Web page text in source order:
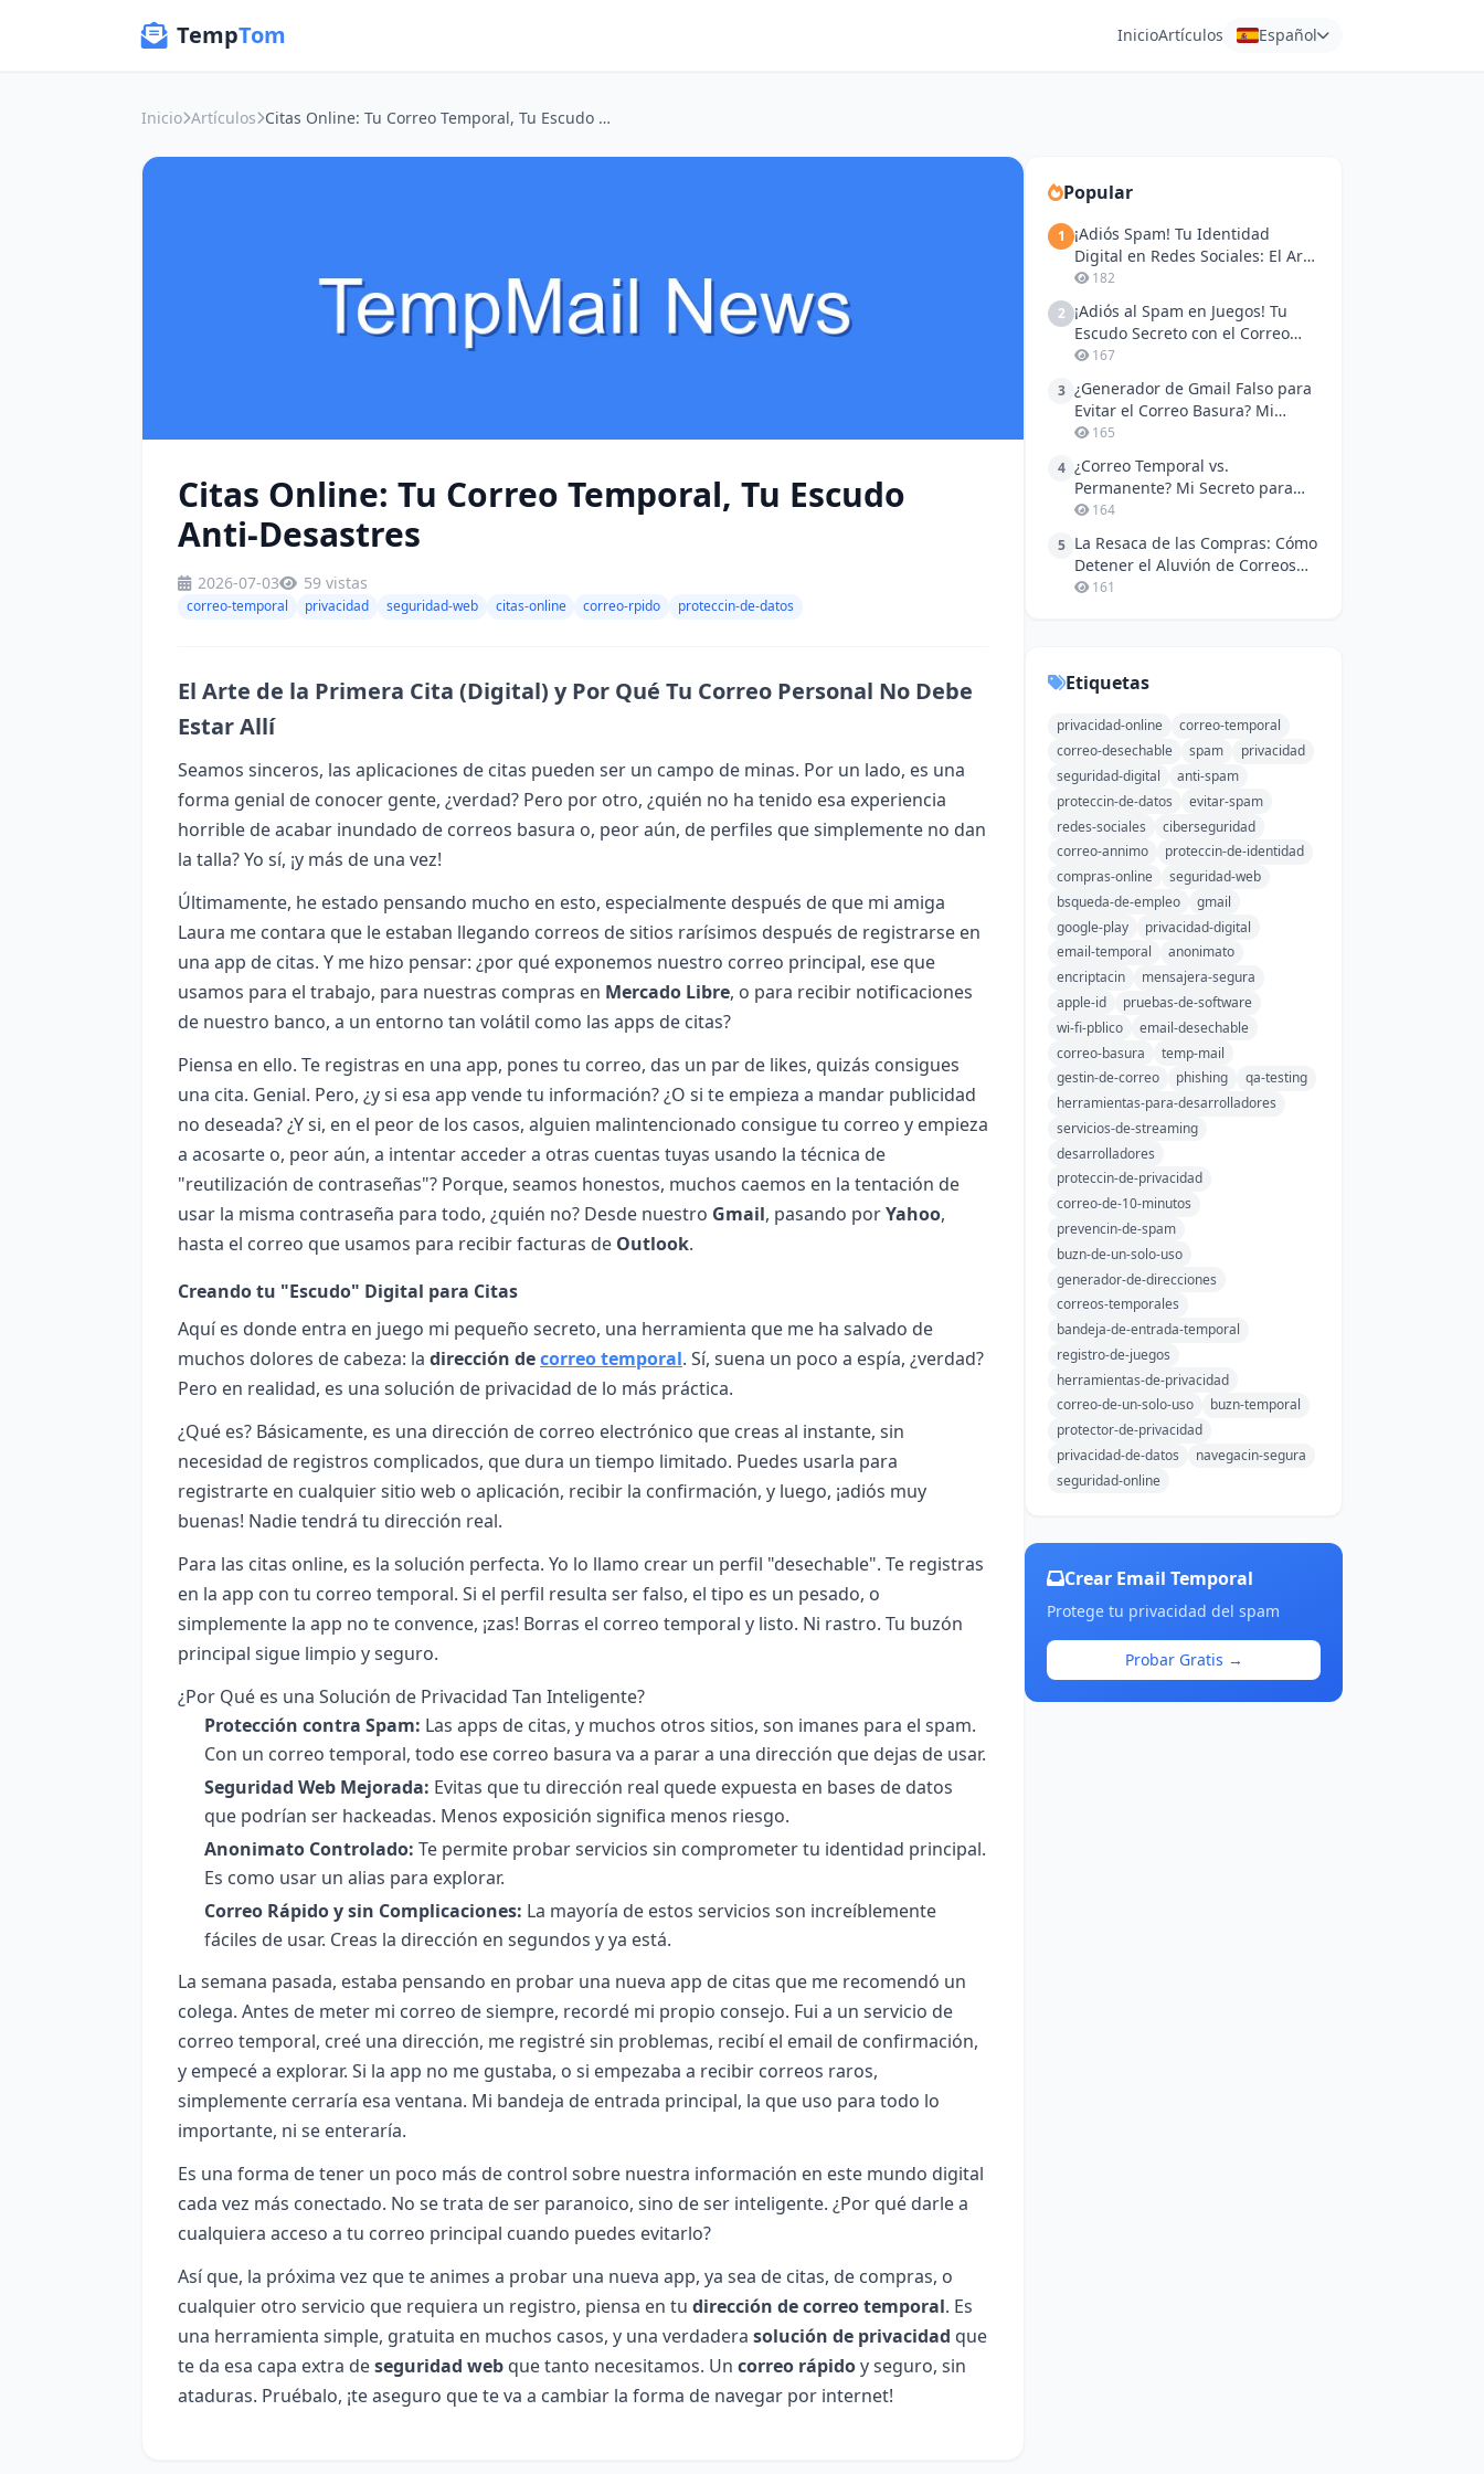
TempTom InicioArtículos Español
Inicio Artículos Citas Online: Tu Correo Temporal, Tu Escudo Anti-Desastres
Citas Online: Tu Correo Temporal, Tu Escudo
Anti-Desastres
2026-07-03 59 vistas
correo-temporal privacidad seguridad-web citas-online correo-rpido proteccin-de-datos
El Arte de la Primera Cita (Digital) y Por Qué Tu Correo Personal No Debe
Estar Allí
Seamos sinceros, las aplicaciones de citas pueden ser un campo de minas. Por un lado, es una
forma genial de conocer gente, ¿verdad? Pero por otro, ¿quién no ha tenido esa experiencia
horrible de acabar inundado de correos basura o, peor aún, de perfiles que simplemente no dan
la talla? Yo sí, ¡y más de una vez!
Últimamente, he estado pensando mucho en esto, especialmente después de que mi amiga
Laura me contara que le estaban llegando correos de sitios rarísimos después de registrarse en
una app de citas. Y me hizo pensar: ¿por qué exponemos nuestro correo principal, ese que
usamos para el trabajo, para nuestras compras en Mercado Libre, o para recibir notificaciones
de nuestro banco, a un entorno tan volátil como las apps de citas?
Piensa en ello. Te registras en una app, pones tu correo, das un par de likes, quizás consigues
una cita. Genial. Pero, ¿y si esa app vende tu información? ¿O si te empieza a mandar publicidad
no deseada? ¿Y si, en el peor de los casos, alguien malintencionado consigue tu correo y empieza
a acosarte o, peor aún, a intentar acceder a otras cuentas tuyas usando la técnica de
"reutilización de contraseñas"? Porque, seamos honestos, muchos caemos en la tentación de
usar la misma contraseña para todo, ¿quién no? Desde nuestro Gmail, pasando porYahoo,
hasta el correo que usamos para recibir facturas de Outlook.
Creando tu "Escudo" Digital para Citas
Aquí es donde entra en juego mi pequeño secreto, una herramienta que me ha salvado de
muchos dolores de cabeza: la dirección decorreo temporal. Sí, suena un poco a espía, ¿verdad?
Pero en realidad, es una solución de privacidad de lo más práctica.
¿Qué es? Básicamente, es una dirección de correo electrónico que creas al instante, sin
necesidad de registros complicados, que dura un tiempo limitado. Puedes usarla para
registrarte en cualquier sitio web o aplicación, recibir la confirmación, y luego, ¡adiós muy
buenas! Nadie tendrá tu dirección real.
Para las citas online, es la solución perfecta. Yo lo llamo crear un perfil "desechable". Te registras
en la app con tu correo temporal. Si el perfil resulta ser falso, el tipo es un pesado, o
simplemente la app no te convence, ¡zas! Borras el correo temporal y listo. Ni rastro. Tu buzón
principal sigue limpio y seguro.
¿Por Qué es una Solución de Privacidad Tan Inteligente?
Protección contra Spam: Las apps de citas, y muchos otros sitios, son imanes para el spam.
Con un correo temporal, todo ese correo basura va a parar a una dirección que dejas de usar.
Seguridad Web Mejorada: Evitas que tu dirección real quede expuesta en bases de datos
que podrían ser hackeadas. Menos exposición significa menos riesgo.
Anonimato Controlado: Te permite probar servicios sin comprometer tu identidad principal.
Es como usar un alias para explorar.
Correo Rápido y sin Complicaciones: La mayoría de estos servicios son increíblemente
fáciles de usar. Creas la dirección en segundos y ya está.
La semana pasada, estaba pensando en probar una nueva app de citas que me recomendó un
colega. Antes de meter mi correo de siempre, recordé mi propio consejo. Fui a un servicio de
correo temporal, creé una dirección, me registré sin problemas, recibí el email de confirmación,
y empecé a explorar. Si la app no me gustaba, o si empezaba a recibir correos raros,
simplemente cerraría esa ventana. Mi bandeja de entrada principal, la que uso para todo lo
importante, ni se enteraría.
Es una forma de tener un poco más de control sobre nuestra información en este mundo digital
cada vez más conectado. No se trata de ser paranoico, sino de ser inteligente. ¿Por qué darle a
cualquiera acceso a tu correo principal cuando puedes evitarlo?
Así que, la próxima vez que te animes a probar una nueva app, ya sea de citas, de compras, o
cualquier otro servicio que requiera un registro, piensa en tu dirección de correo temporal. Es
una herramienta simple, gratuita en muchos casos, y una verdadera solución de privacidad que
te da esa capa extra deseguridad web que tanto necesitamos. Un correo rápidoy seguro, sin
ataduras. Pruébalo, ¡te aseguro que te va a cambiar la forma de navegar por internet!
Popular
1
¡Adiós Spam! Tu Identidad
Digital en Redes Sociales: El Arte
del Correo Desechable
182
2 ¡Adiós al Spam en Juegos! Tu
Escudo Secreto con el Correo
Temporal
167
3 ¿Generador de Gmail Falso para
Evitar el Correo Basura? Mi
Secreto para Navegar en Redes
165
4 ¿Correo Temporal vs.
Permanente? Mi Secreto para
Probar Netflix y Spotify sin Dejar
164
5 La Resaca de las Compras: Cómo
Detener el Aluvión de Correos
Promocionales y Limpiar tu
161
Etiquetas
privacidad-online
correo-temporal
correo-desechable
spam
privacidad
seguridad-digital
anti-spam
proteccin-de-datos
evitar-spam
redes-sociales
ciberseguridad
correo-annimo
proteccin-de-identidad
compras-online
seguridad-web
bsqueda-de-empleo
gmail
google-play
privacidad-digital
email-temporal
anonimato
encriptacin
mensajera-segura
apple-id
pruebas-de-software
wi-fi-pblico
email-desechable
correo-basura
temp-mail
gestin-de-correo
phishing
qa-testing
herramientas-para-desarrolladores
servicios-de-streaming
desarrolladores
proteccin-de-privacidad
correo-de-10-minutos
prevencin-de-spam
buzn-de-un-solo-uso
generador-de-direcciones
correos-temporales
bandeja-de-entrada-temporal
registro-de-juegos
herramientas-de-privacidad
correo-de-un-solo-uso
buzn-temporal
protector-de-privacidad
privacidad-de-datos
navegacin-segura
seguridad-online
Crear Email Temporal
Protege tu privacidad del spam
Probar Gratis →